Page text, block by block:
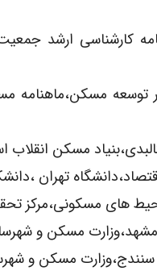
ومسکن،پایان نامه